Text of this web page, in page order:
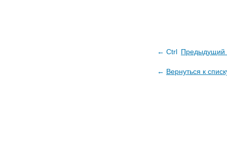
← Ctrl Предыдущий
← Вернуться к